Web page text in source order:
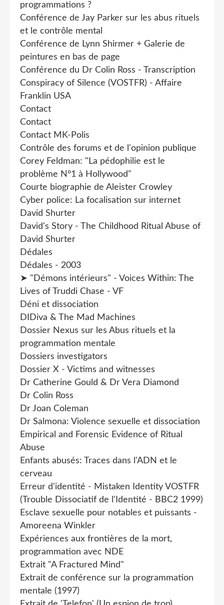
programmations ?
Conférence de Jay Parker sur les abus rituels
et le contrôle mental
Conférence de Lynn Shirmer + Galerie de
peintures en bas de page
Conférence du Dr Colin Ross - Transcription
Conspiracy of Silence (VOSTFR) - Affaire
Franklin USA
Contact
Contact
Contact MK-Polis
Contrôle des forums et de l'opinion publique
Corey Feldman: "La pédophilie est le
problème N°1 à Hollywood"
Courte biographie de Aleister Crowley
Cyber police: La focalisation sur internet
David Shurter
David's Story - The Childhood Ritual Abuse of
David Shurter
Dédales
Dédales - 2003
➤ "Démons intérieurs" - Voices Within: The
Lives of Truddi Chase - VF
Déni et dissociation
DIDiva & The Mad Machines
Dossier Nexus sur les Abus rituels et la
programmation mentale
Dossiers investigators
Dossier X - Victims and witnesses
Dr Catherine Gould & Dr Vera Diamond
Dr Colin Ross
Dr Joan Coleman
Dr Salmona: Violence sexuelle et dissociation
Empirical and Forensic Evidence of Ritual
Abuse
Enfants abusés: Traces dans l'ADN et le
cerveau
Erreur d'identité - Mistaken Identity VOSTFR
(Trouble Dissociatif de l'Identité - BBC2 1999)
Esclave sexuelle pour notables et puissants -
Amoreena Winkler
Expériences aux frontières de la mort,
programmation avec NDE
Extrait "A Fractured Mind"
Extrait de conférence sur la programmation
mentale (1997)